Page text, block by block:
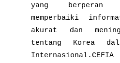
yang berperan
memperbaiki
akurat dan
tentang Korea